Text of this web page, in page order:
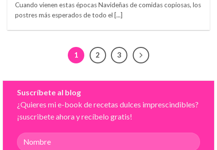
Cuando vienen estas épocas Navideñas de comidas copiosas, los
postres más esperados de todo el [...]
1 2 3
Suscríbete al blog
¿Quieres mi e-book de recetas dulces imprescindibles?
¡suscribete ahora y recíbelo gratis!